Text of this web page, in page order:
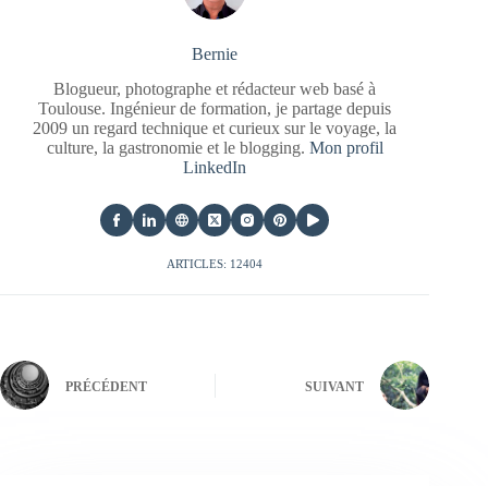
Bernie
Blogueur, photographe et rédacteur web basé à
Toulouse. Ingénieur de formation, je partage depuis
2009 un regard technique et curieux sur le voyage, la
culture, la gastronomie et le blogging. Mon profil
LinkedIn
ARTICLES: 12404
PRÉCÉDENT SUIVANT